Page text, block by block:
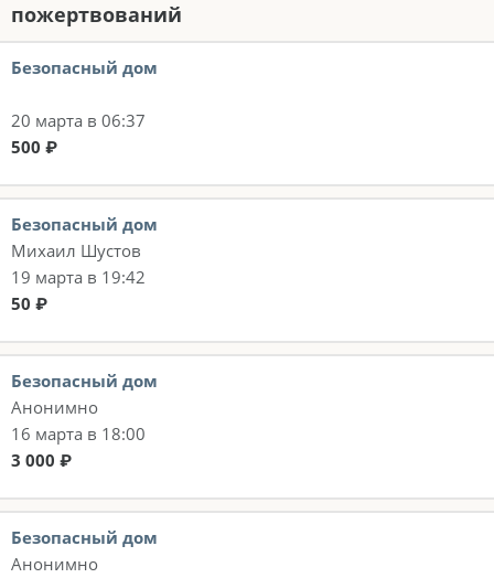
пожертвований
Безопасный дом
20 марта в 06:37
500 ₽
Безопасный дом
Михаил Шустов
19 марта в 19:42
50 ₽
Безопасный дом
Анонимно
16 марта в 18:00
3 000 ₽
Безопасный дом
Анонимно